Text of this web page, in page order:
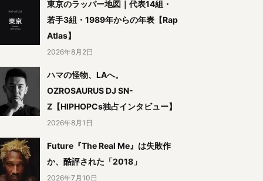
東京のラッパー地図｜代表14組・
若手3組・1989年からの年表【Rap
Atlas】
2026年8月2日
ハマの怪物、LAへ。
OZROSAURUS DJ SN-
Z【HIPHOPCs独占インタビュー】
2026年8月1日
Future『The Real Me』は失敗作
か、酷評された「2018」
2026年7月10日